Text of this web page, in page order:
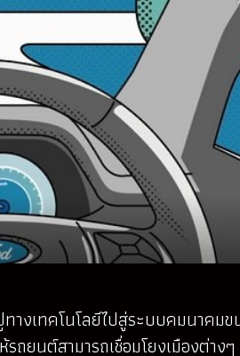
งเทคโนโลยีไปสู่ระบบคมนาคม
ยนต์สามารถเชื่อมโยงเมืองต่างๆ